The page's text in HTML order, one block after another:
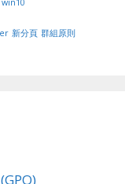
win10
新分頁 群組原則